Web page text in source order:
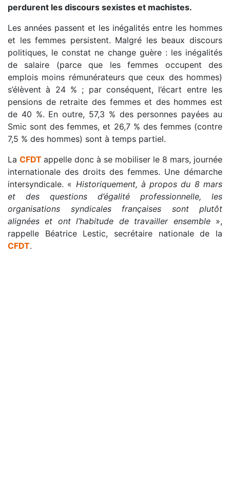
perdurent les discours sexistes et machistes.
Les années passent et les inégalités entre les hommes
et les femmes persistent. Malgré les beaux discours
politiques, le constat ne change guère : les inégalités
de salaire (parce que les femmes occupent des
emplois moins rémunérateurs que ceux des hommes)
s’élèvent à 24 % ; par conséquent, l’écart entre les
pensions de retraite des femmes et des hommes est
de 40 %. En outre, 57,3 % des personnes payées au
Smic sont des femmes, et 26,7 % des femmes (contre
7,5 % des hommes) sont à temps partiel.
La CFDT appelle donc à se mobiliser le 8 mars, journée
internationale des droits des femmes. Une démarche
intersyndicale. « Historiquement, à propos du 8 mars
et des questions d’égalité professionnelle, les
organisations syndicales françaises sont plutôt
alignées et ont l’habitude de travailler ensemble»,
rappelle Béatrice Lestic, secrétaire nationale de la
CFDT.